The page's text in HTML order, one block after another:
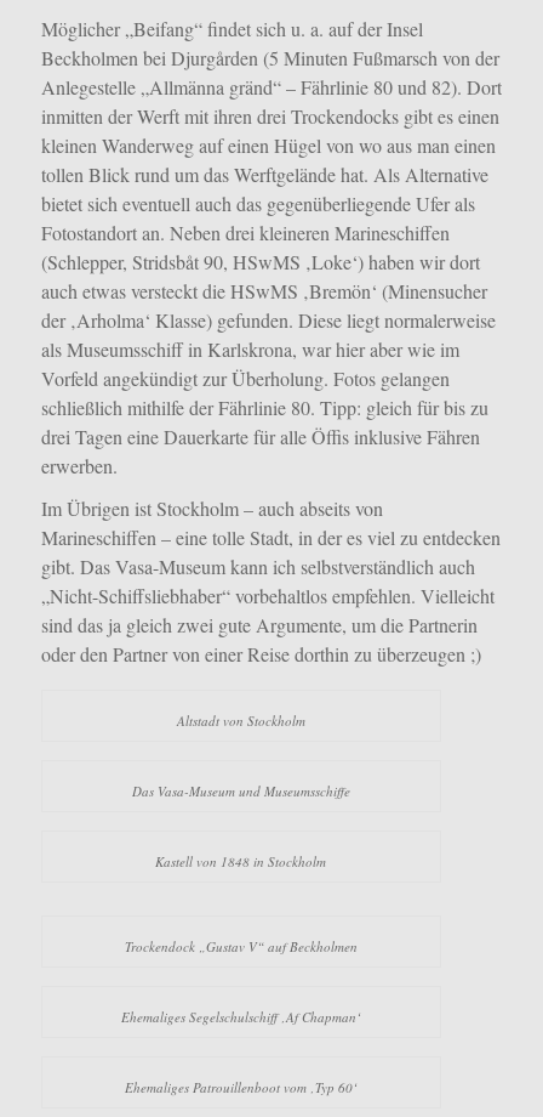
Möglicher „Beifang“ findet sich u. a. auf der Insel
Beckholmen bei Djurgården (5 Minuten Fußmarsch von der
Anlegestelle „Allmänna gränd“ – Fährlinie 80 und 82). Dort
inmitten der Werft mit ihren drei Trockendocks gibt es einen
kleinen Wanderweg auf einen Hügel von wo aus man einen
tollen Blick rund um das Werftgelände hat. Als Alternative
bietet sich eventuell auch das gegenüberliegende Ufer als
Fotostandort an. Neben drei kleineren Marineschiffen
(Schlepper, Stridsbåt 90, HSwMS ‚Loke‘) haben wir dort
auch etwas versteckt die HSwMS ‚Bremön‘ (Minensucher
der ‚Arholma‘ Klasse) gefunden. Diese liegt normalerweise
als Museumsschiff in Karlskrona, war hier aber wie im
Vorfeld angekündigt zur Überholung. Fotos gelangen
schließlich mithilfe der Fährlinie 80. Tipp: gleich für bis zu
drei Tagen eine Dauerkarte für alle Öffis inklusive Fähren
erwerben.
Im Übrigen ist Stockholm – auch abseits von
Marineschiffen – eine tolle Stadt, in der es viel zu entdecken
gibt. Das Vasa-Museum kann ich selbstverständlich auch
„Nicht-Schiffsliebhaber“ vorbehaltlos empfehlen. Vielleicht
sind das ja gleich zwei gute Argumente, um die Partnerin
oder den Partner von einer Reise dorthin zu überzeugen ;)
Altstadt von Stockholm
Das Vasa-Museum und Museumsschiffe
Kastell von 1848 in Stockholm
Trockendock „Gustav V“ auf Beckholmen
Ehemaliges Segelschulschiff ‚Af Chapman‘
Ehemaliges Patrouillenboot vom ‚Typ 60‘